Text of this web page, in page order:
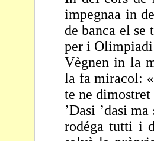
impegnaa in
de banca el se
per i
Vègnen in la
la fa miracol:
te ne
’Dasi ’dasi
rodéga tutti i